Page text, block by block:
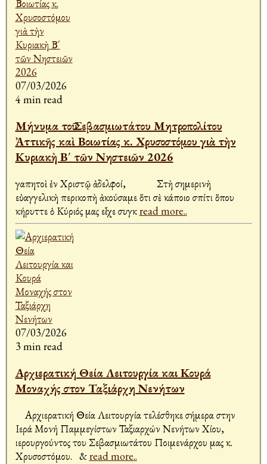
07/03/2026
4 min read
Μήνυμα τοῦ Σεβασμιωτάτου Μητροπολίτου
Ἀττικῆς καὶ Βοιωτίας κ. Χρυσοστόμου γιὰ τὴν
Κυριακὴ Β΄ τῶν Νηστειῶν 2026
Ἀγαπητοὶ ἐν Χριστῷ ἀδελφοί, Στὴ σημερινὴ
εὐαγγελικὴ περικοπὴ ἀκούσαμε ὅτι σὲ κάποιο σπίτι ὅπου
κήρυττε ὁ Κύριός μας εἶχε συγκread more..
07/03/2026
3 min read
Αρχιερατική Θεία Λειτουργία και Κουρά
Μοναχής στον Ταξιάρχη Νενήτων
Αρχιερατική Θεία Λειτουργία τελέσθηκε σήμερα στην
Ιερά Μονή Παμμεγίστων Ταξιαρχών Νενήτων Χίου,
ιερουργούντος του Σεβασμιωτάτου Ποιμενάρχου μας κ.
Χρυσοστόμου. &read more..